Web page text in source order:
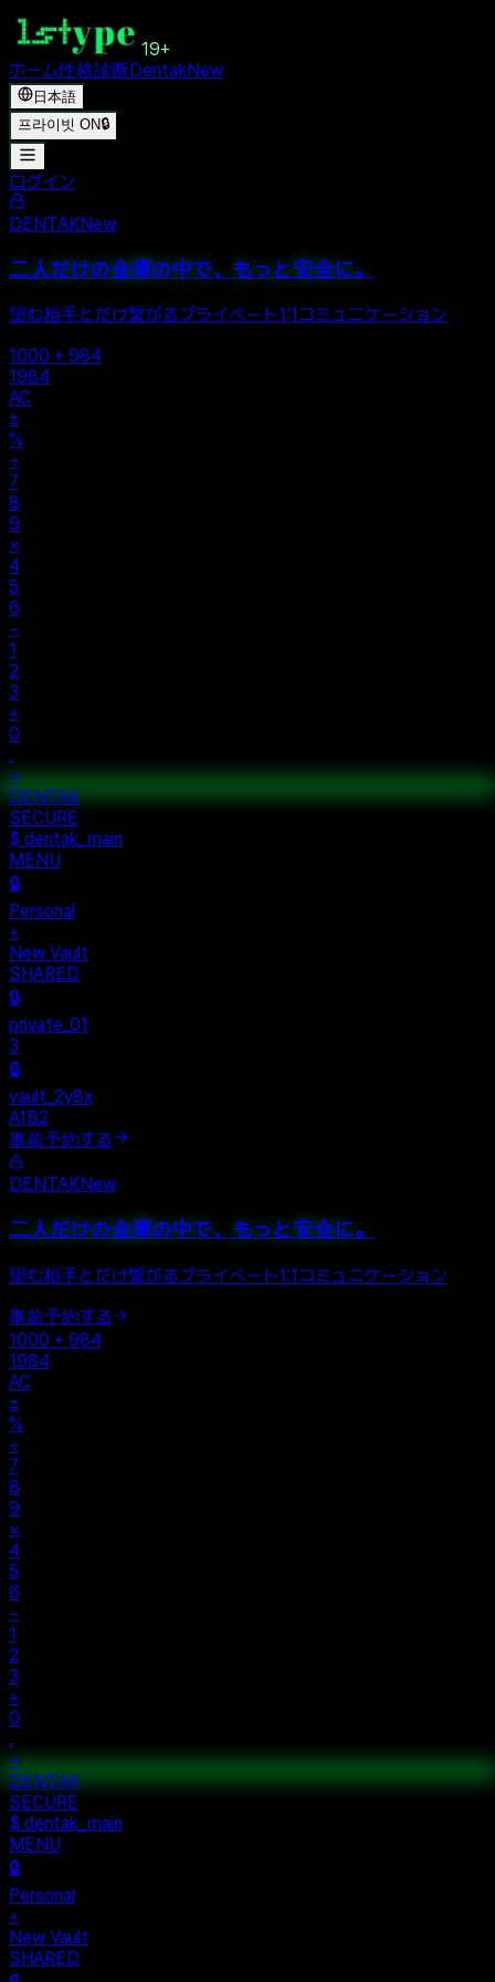
19+
ホーム性格診断DentakNew
日本語
프라이빗 ON🔒
ログイン
DENTAKNew
二人だけの金庫の中で、もっと安全に。
望む相手とだけ繋がるプライベート1:1コミュニケーション
1000 + 984
1984
AC
±
%
÷
7
8
9
×
4
5
6
−
1
2
3
+
0
.
=
$ auth...
$ vault --ok
DENTAK
ACCESS OK
DENTAK
SECURE
$ dentak_main
MENU
🔒
Personal
+
New Vault
SHARED
🔒
private_01
3
🔒
vault_2y8x
事前予約する
DENTAK New
二人だけの金庫の中で、もっと安全に。
望む相手とだけ繋がるプライベート1:1コミュニケーション
事前予約する
1000 + 984
1984
AC
±
%
÷
7
8
9
×
4
5
6
−
1
2
3
+
0
.
=
$ auth...
$ vault --ok
DENTAK
ACCESS OK
DENTAK
SECURE